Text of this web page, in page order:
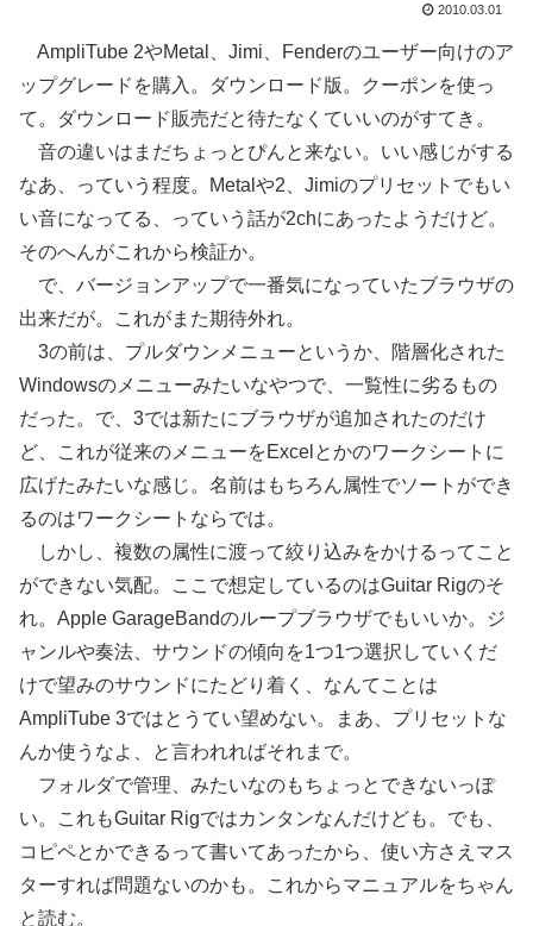
2010.03.01
AmpliTube 2やMetal、Jimi、Fenderのユーザー向けのア
ップグレードを購入。ダウンロード版。クーポンを使っ
て。ダウンロード販売だと待たなくていいのがすてき。
音の違いはまだちょっとぴんと来ない。いい感じがする
なあ、っていう程度。Metalや2、Jimiのプリセットでもい
い音になってる、っていう話が2chにあったようだけど。
そのへんがこれから検証か。
で、バージョンアップで一番気になっていたブラウザの
出来だが。これがまた期待外れ。
3の前は、プルダウンメニューというか、階層化された
Windowsのメニューみたいなやつで、一覧性に劣るもの
だった。で、3では新たにブラウザが追加されたのだけ
ど、これが従来のメニューをExcelとかのワークシートに
広げたみたいな感じ。名前はもちろん属性でソートができ
るのはワークシートならでは。
しかし、複数の属性に渡って絞り込みをかけるってこと
ができない気配。ここで想定しているのはGuitar Rigのそ
れ。Apple GarageBandのループブラウザでもいいか。ジ
ャンルや奏法、サウンドの傾向を1つ1つ選択していくだ
けで望みのサウンドにたどり着く、なんてことは
AmpliTube 3ではとうてい望めない。まあ、プリセットな
んか使うなよ、と言われればそれまで。
フォルダで管理、みたいなのもちょっとできないっぽ
い。これもGuitar Rigではカンタンなんだけども。でも、
コピペとかできるって書いてあったから、使い方さえマス
ターすれば問題ないのかも。これからマニュアルをちゃん
と読む。